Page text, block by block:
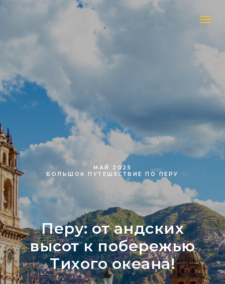
МАЙ 2025
БОЛЬШОК ПУТЕШЕСТВИЕ ПО ПЕРУ
Перу: от андских
высот к побережью
Тихого океана!